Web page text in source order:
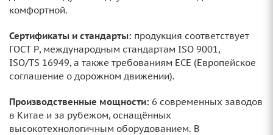
комфортной.
Сертификаты и стандарты: продукция соответствует
ГОСТ Р, международным стандартам ISO 9001,
ISO/TS 16949, а также требованиям ECE (Европейское
соглашение о дорожном движении).
Производственные мощности: 6 современных заводов
в Китае и за рубежом, оснащённых
высокотехнологичным оборудованием. В